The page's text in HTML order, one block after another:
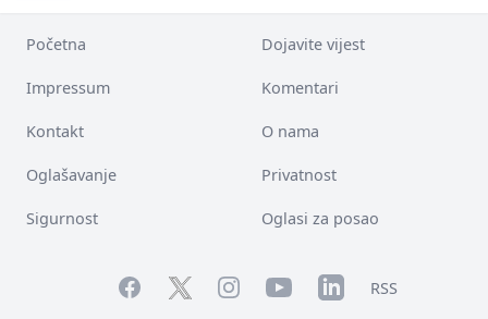
Početna Dojavite vijest
Impressum Komentari
Kontakt O nama
Oglašavanje Privatnost
Sigurnost Oglasi za posao
FacebookTwitterInstagramYouTubeLinkedInRSS